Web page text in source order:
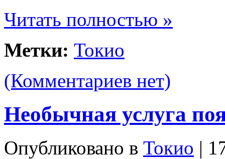
Читать полностью »
Метки: Токио
(Комментариев нет)
Необычная услуга
Опубликовано в Токио |